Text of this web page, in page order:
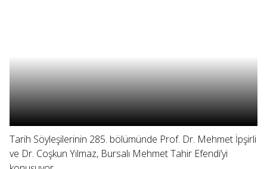
Tarih Söyleşilerinin 285. bölümünde Prof. Dr. Mehmet İpşirli
ve Dr. Coşkun Yılmaz, Bursalı Mehmet Tahir Efendi’yi